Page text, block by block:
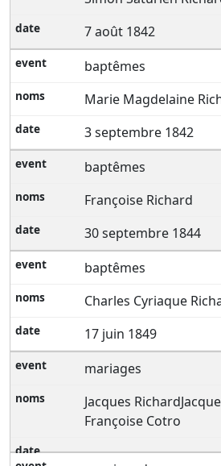
7 août 1842
baptêmes
Marie Magdelaine
3 septembre 1842
baptêmes
Françoise Richard
30 septembre 1844
baptêmes
Charles Cyriaque
17 juin 1849
mariages
Jacques
Françoise Cotro